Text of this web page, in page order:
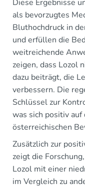
Diese Ergebnisse
als bevorzugtes
Bluthochdruck in
und erfüllen die
weitreichende
zeigen, dass Lozol
dazu beiträgt, die
verbessern. Die
Schlüssel zur
was sich positiv
österreichischen
Zusätzlich zur
zeigt die
Lozol mit einer
im Vergleich zu